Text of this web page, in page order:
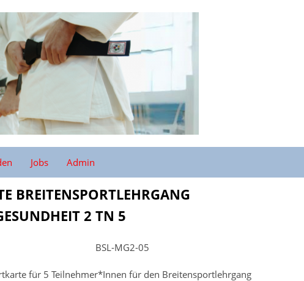
Jobs Admin
BREITENSPORTLEHRGANG
2 TN 5
BSL-MG2-05
für 5 Teilnehmer*Innen für den Breitensportlehrgang